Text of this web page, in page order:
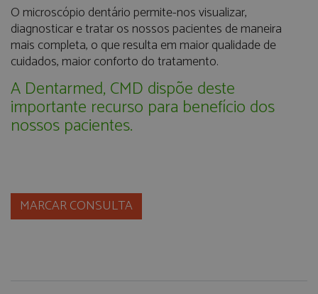
O microscópio dentário permite-nos visualizar,
diagnosticar e tratar os nossos pacientes de maneira
mais completa, o que resulta em maior qualidade de
cuidados, maior conforto do tratamento.
A Dentarmed, CMD dispõe deste
importante recurso para benefício dos
nossos pacientes.
MARCAR CONSULTA